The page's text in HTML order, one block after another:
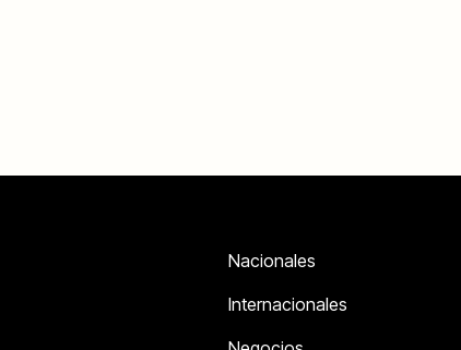
Nacionales
Internacionales